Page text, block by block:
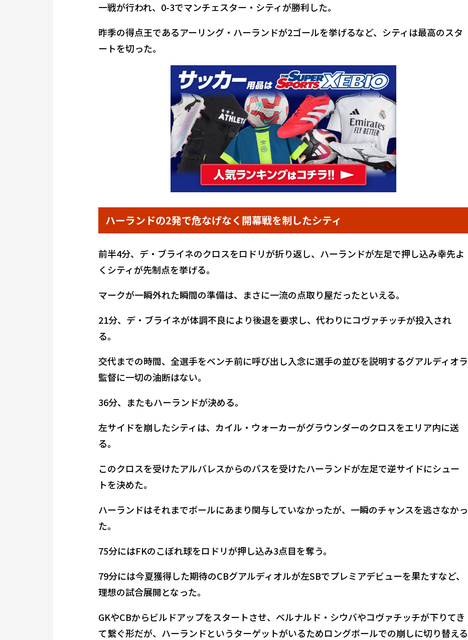
一戦が行われ、0-3でマンチェスター・シティが勝利した。
昨季の得点王であるアーリング・ハーランドが2ゴールを挙げるなど、シティは最高のスタ
ートを切った。
ハーランドの2発で危なげなく開幕戦を制したシティ
前半4分、デ・ブライネのクロスをロドリが折り返し、ハーランドが左足で押し込み幸先よ
くシティが先制点を挙げる。
マークが一瞬外れた瞬間の準備は、まさに一流の点取り屋だったといえる。
21分、デ・ブライネが体調不良により後退を要求し、代わりにコヴァチッチが投入され
る。
交代までの時間、全選手をベンチ前に呼び出し入念に選手の並びを説明するグアルディオラ
監督に一切の油断はない。
36分、またもハーランドが決める。
左サイドを崩したシティは、カイル・ウォーカーがグラウンダーのクロスをエリア内に送
る。
このクロスを受けたアルバレスからのパスを受けたハーランドが左足で逆サイドにシュー
トを決めた。
ハーランドはそれまでボールにあまり関与していなかったが、一瞬のチャンスを逃さなかっ
た。
75分にはFKのこぼれ球をロドリが押し込み3点目を奪う。
79分には今夏獲得した期待のCBグアルディオルが左SBでプレミアデビューを果たすなど、
理想の試合展開となった。
GKやCBからビルドアップをスタートさせ、ベルナルド・シウバやコヴァチッチが下りてき
て繋ぐ形だが、ハーランドというターゲットがいるためロングボールでの崩しに切り替える